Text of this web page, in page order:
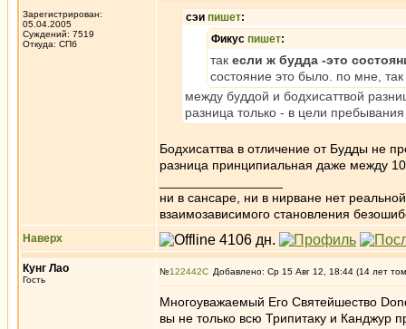
Зарегистрирован:
05.04.2005
Суждений: 7519
Откуда: СПб
сэи пишет:
Фикус пишет:
так если ж будда -это
состояние это было. по мне,
между буддой и бодхисаттвой
разница только - в цели
Бодхисаттва в отличение от Будды не
разница принципиальная даже между
ни в сансаре, ни в нирване нет
взаимозависимого становления
Наверх
Кунг Лао
Гость
№122442 Добавлено: Ср 15 Авг 12, 18:44 (14 лет
Многоуважаемый Его Святейшество
вы не только всю Трипитаку и Канджур